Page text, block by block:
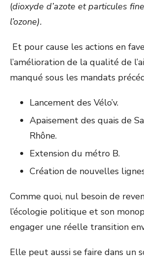
(dioxyde d’azote et particules
l’ozone).
Et pour cause les actions en
l’amélioration de la qualité de
manqué sous les mandats
Lancement des Vélo’v.
Apaisement des quais de
Rhône.
Extension du métro B.
Création de nouvelles
Comme quoi, nul besoin de
l’écologie politique et son
engager une réelle transition
Elle peut aussi se faire dans un